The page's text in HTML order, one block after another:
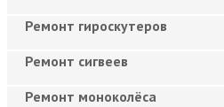
Ремонт гироскутеров
Ремонт сигвеев
Ремонт моноколёса